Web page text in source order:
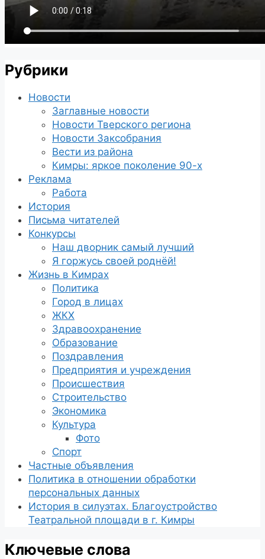
Рубрики
Новости
Заглавные новости
Новости Тверского региона
Новости Заксобрания
Вести из района
Кимры: яркое поколение 90-х
Реклама
Работа
История
Письма читателей
Конкурсы
Наш дворник самый лучший
Я горжусь своей роднёй!
Жизнь в Кимрах
Политика
Город в лицах
ЖКХ
Здравоохранение
Образование
Поздравления
Предприятия и учреждения
Происшествия
Строительство
Экономика
Культура
Фото
Спорт
Частные объявления
Политика в отношении обработки
персональных данных
История в силуэтах. Благоустройство
Театральной площади в г. Кимры
Ключевые слова